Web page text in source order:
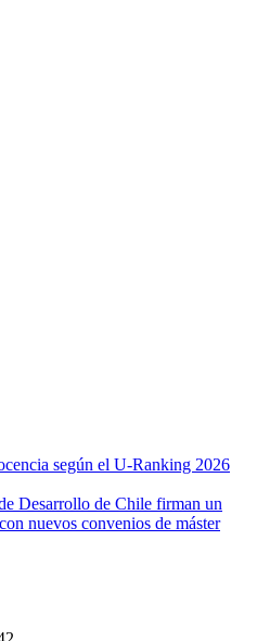
según el U-Ranking 2026
Desarrollo de Chile firman un
nuevos convenios de máster